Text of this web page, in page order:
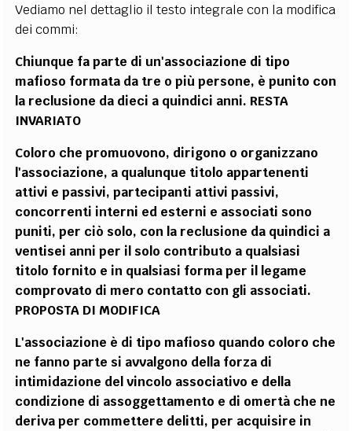
Vediamo nel dettaglio il testo integrale con la modifica
dei commi:
Chiunque fa parte di un'associazione di tipo
mafioso formata da tre o più persone, è punito con
la reclusione da dieci a quindici anni. RESTA
INVARIATO
Coloro che promuovono, dirigono o organizzano
l'associazione, a qualunque titolo appartenenti
attivi e passivi, partecipanti attivi passivi,
concorrenti interni ed esterni e associati sono
puniti, per ciò solo, con la reclusione da quindici a
ventisei anni per il solo contributo a qualsiasi
titolo fornito e in qualsiasi forma per il legame
comprovato di mero contatto con gli associati.
PROPOSTA DI MODIFICA
L'associazione è di tipo mafioso quando coloro che
ne fanno parte si avvalgono della forza di
intimidazione del vincolo associativo e della
condizione di assoggettamento e di omertà che ne
deriva per commettere delitti, per acquisire in